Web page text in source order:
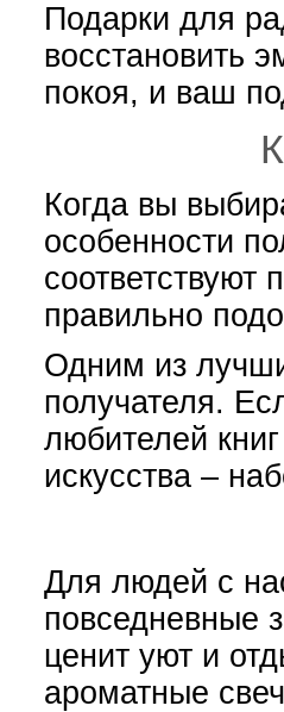
Подарки для
восстановить
покоя, и ваш
Когда вы
особенности
соответствуют
правильно
Одним из
получателя.
любителей
искусства –
Для людей с
повседневные
ценит уют и
ароматные